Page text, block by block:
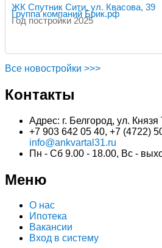
ЖК Спутник Сити, ул. Квасова, 39
Группа компаний Брик.рф
Год постройки 2025
Все новостройки >>>
Контакты
Адрес: г. Белгород, ул.
+7 903 642 05 40, +7 (4722)
info@ankvartal31.ru
Пн - Сб 9.00 - 18.00, Вс -
Меню
О нас
Ипотека
Вакансии
Вход в систему